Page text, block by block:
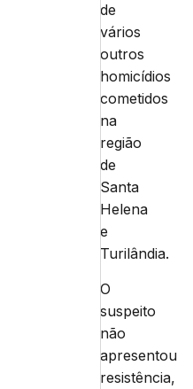
de
vários
outros
homicídios
cometidos
na
região
de
Santa
Helena
e
Turilândia.
O
suspeito
não
apresentou
resistência,